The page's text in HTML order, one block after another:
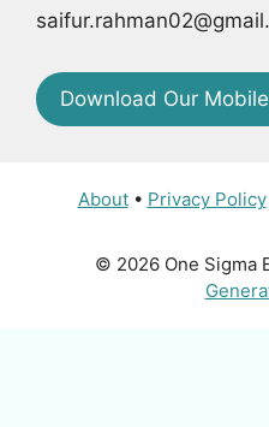
Download Our
About• Privacy Policy
© 2026 One Sigma